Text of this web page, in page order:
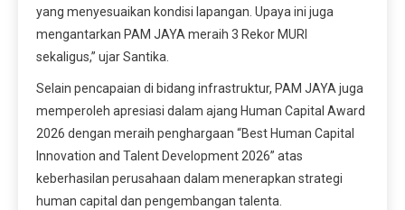
yang menyesuaikan kondisi lapangan. Upaya ini juga
mengantarkan PAM JAYA meraih 3 Rekor MURI
sekaligus,” ujar Santika.
Selain pencapaian di bidang infrastruktur, PAM JAYA juga
memperoleh apresiasi dalam ajang Human Capital Award
2026 dengan meraih penghargaan “Best Human Capital
Innovation and Talent Development 2026” atas
keberhasilan perusahaan dalam menerapkan strategi
human capital dan pengembangan talenta.